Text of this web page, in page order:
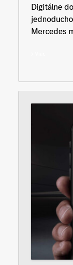
Digitálne
Mercedes